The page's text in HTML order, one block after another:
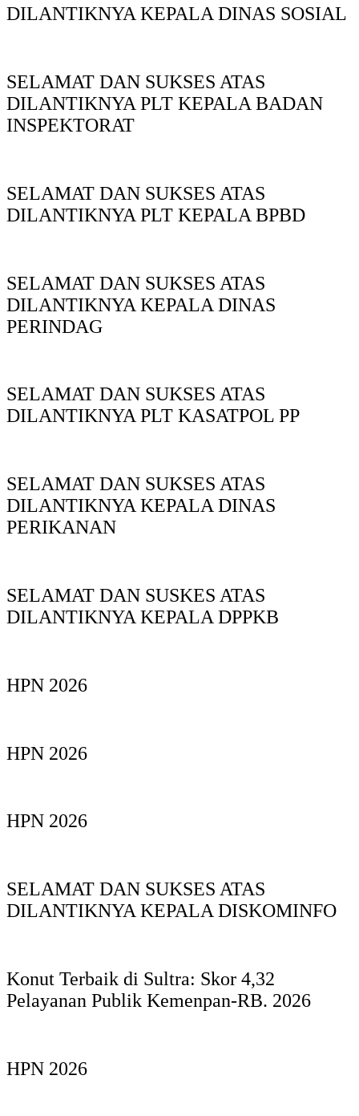
DILANTIKNYA KEPALA DINAS SOSIAL
SELAMAT DAN SUKSES ATAS
DILANTIKNYA PLT KEPALA BADAN
INSPEKTORAT
SELAMAT DAN SUKSES ATAS
DILANTIKNYA PLT KEPALA BPBD
SELAMAT DAN SUKSES ATAS
DILANTIKNYA KEPALA DINAS
PERINDAG
SELAMAT DAN SUKSES ATAS
DILANTIKNYA PLT KASATPOL PP
SELAMAT DAN SUKSES ATAS
DILANTIKNYA KEPALA DINAS
PERIKANAN
SELAMAT DAN SUSKES ATAS
DILANTIKNYA KEPALA DPPKB
HPN 2026
HPN 2026
HPN 2026
SELAMAT DAN SUKSES ATAS
DILANTIKNYA KEPALA DISKOMINFO
Konut Terbaik di Sultra: Skor 4,32
Pelayanan Publik Kemenpan-RB. 2026
HPN 2026